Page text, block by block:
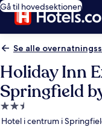
Gå til hovedsektionen
Se alle
Holiday Inn
Springfield
2.5-
stjernet
Hotel i centrum i